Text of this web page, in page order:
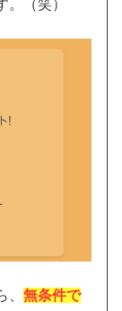
。（笑）
、無条件で